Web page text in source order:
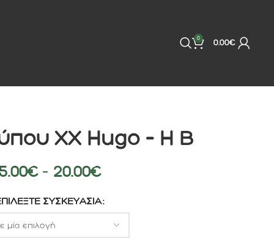
0 0.00€
XX Hugo – H B
€ – 20.00€
ΣΥΣΚΕΥΑΣΊΑ